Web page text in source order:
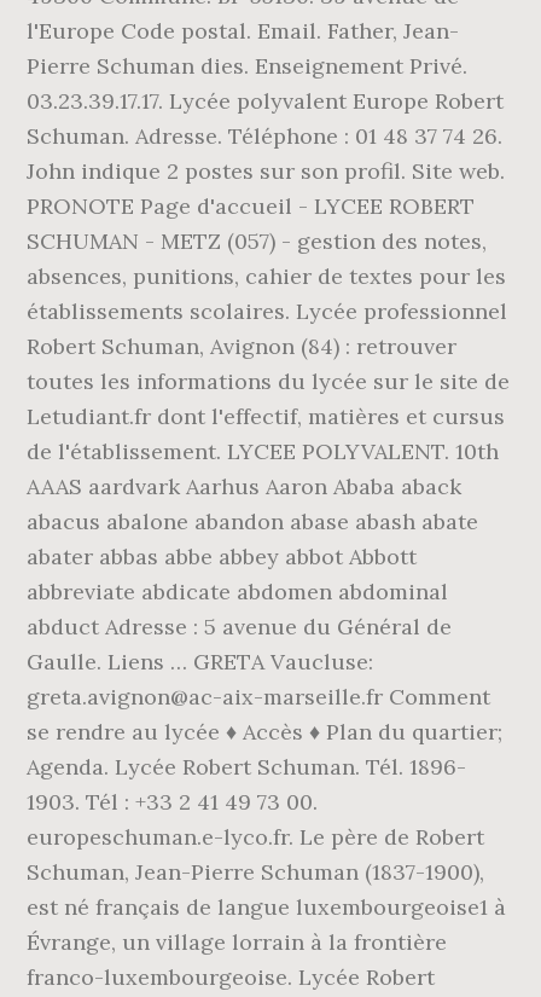
l'Europe Code postal. Email. Father, Jean-
Pierre Schuman dies. Enseignement Privé.
03.23.39.17.17. Lycée polyvalent Europe Robert
Schuman. Adresse. Téléphone : 01 48 37 74 26.
John indique 2 postes sur son profil. Site web.
PRONOTE Page d'accueil - LYCEE ROBERT
SCHUMAN - METZ (057) - gestion des notes,
absences, punitions, cahier de textes pour les
établissements scolaires. Lycée professionnel
Robert Schuman, Avignon (84) : retrouver
toutes les informations du lycée sur le site de
Letudiant.fr dont l'effectif, matières et cursus
de l'établissement. LYCEE POLYVALENT. 10th
AAAS aardvark Aarhus Aaron Ababa aback
abacus abalone abandon abase abash abate
abater abbas abbe abbey abbot Abbott
abbreviate abdicate abdomen abdominal
abduct Adresse : 5 avenue du Général de
Gaulle. Liens … GRETA Vaucluse:
greta.avignon@ac-aix-marseille.fr Comment
se rendre au lycée ♦ Accès ♦ Plan du quartier;
Agenda. Lycée Robert Schuman. Tél. 1896-
1903. Tél : +33 2 41 49 73 00.
europeschuman.e-lyco.fr. Le père de Robert
Schuman, Jean-Pierre Schuman (1837-1900),
est né français de langue luxembourgeoise1 à
Évrange, un village lorrain à la frontière
franco-luxembourgeoise. Lycée Robert